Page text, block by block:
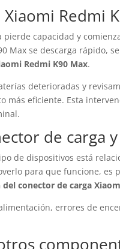
Redmi
capacidad y
Max se descarga rápido,
Redmi K90 Max.
deterioradas y
más eficiente. Esta
de carga
de dispositivos está
para que funcione, es
conector de carga
errores de